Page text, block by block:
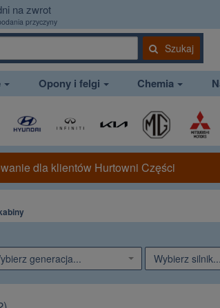
na zwrot
przyczyny
Szukaj
Opony i felgi Chemia
dla klientów Hurtowni Części
generacja... Wybierz